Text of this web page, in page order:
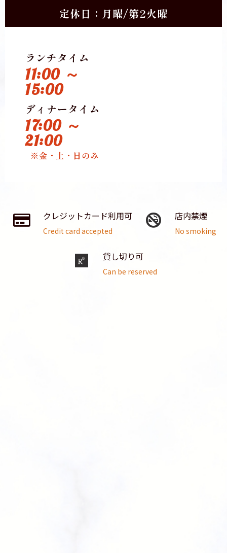
定休日：月曜/第2火曜
ランチタイム
11:00 ～
15:00
ディナータイム
17:00 ～
21:00
※金・土・日のみ
クレジットカード利用可
Credit card accepted
店内禁煙
No smoking
貸し切り可
Can be reserved